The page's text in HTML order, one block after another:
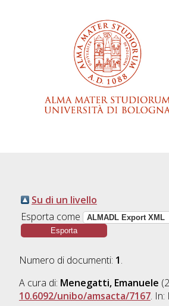
Su di un livello
Esporta come
Numero di documenti: 1.
A cura di: Menegatti, Emanuele
10.6092/unibo/amsacta/7167. In: